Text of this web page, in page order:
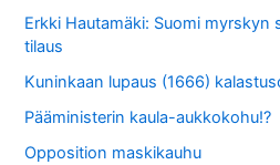
Erkki Hautamäki: Suomi myrskyn
tilaus
Kuninkaan lupaus (1666)
Pääministerin kaula-aukkokohu!?
Opposition maskikauhu